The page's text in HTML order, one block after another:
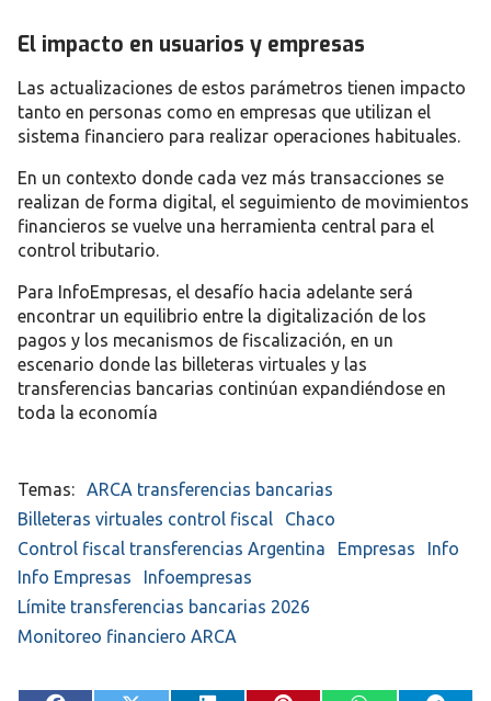
El impacto en usuarios y empresas
Las actualizaciones de estos parámetros tienen impacto
tanto en personas como en empresas que utilizan el
sistema financiero para realizar operaciones habituales.
En un contexto donde cada vez más transacciones se
realizan de forma digital, el seguimiento de movimientos
financieros se vuelve una herramienta central para el
control tributario.
Para InfoEmpresas, el desafío hacia adelante será
encontrar un equilibrio entre la digitalización de los
pagos y los mecanismos de fiscalización, en un
escenario donde las billeteras virtuales y las
transferencias bancarias continúan expandiéndose en
toda la economía
ARCA transferencias bancarias
Billeteras virtuales control fiscal
Chaco
Control fiscal transferencias Argentina
Empresas
Info
Info Empresas
Infoempresas
Límite transferencias bancarias 2026
Monitoreo financiero ARCA